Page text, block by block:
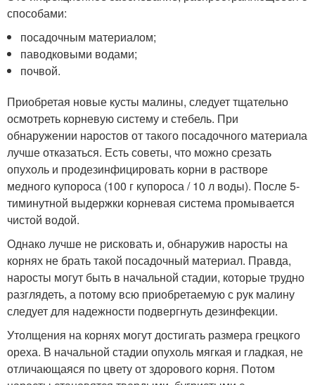
способами:
посадочным материалом;
паводковыми водами;
почвой.
Приобретая новые кусты малины, следует тщательно
осмотреть корневую систему и стебель. При
обнаружении наростов от такого посадочного материала
лучше отказаться. Есть советы, что можно срезать
опухоль и продезинфицировать корни в растворе
медного купороса (100 г купороса / 10 л воды). После 5-
тиминутной выдержки корневая система промывается
чистой водой.
Однако лучше не рисковать и, обнаружив наросты на
корнях не брать такой посадочный материал. Правда,
наросты могут быть в начальной стадии, которые трудно
разглядеть, а потому всю приобретаемую с рук малину
следует для надежности подвергнуть дезинфекции.
Утолщения на корнях могут достигать размера грецкого
ореха. В начальной стадии опухоль мягкая и гладкая, не
отличающаяся по цвету от здорового корня. Потом